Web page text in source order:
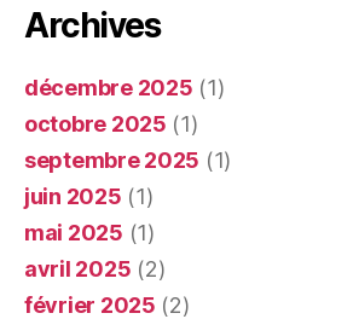
Archives
décembre 2025 (1)
octobre 2025 (1)
septembre 2025 (1)
juin 2025 (1)
mai 2025 (1)
avril 2025 (2)
février 2025 (2)